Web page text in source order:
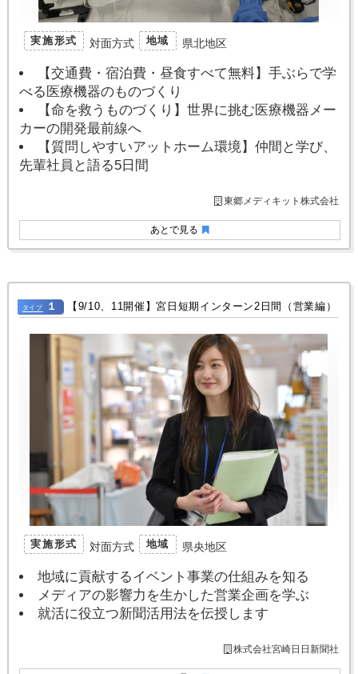
あとで見る
実施形式 対面方式 地域 県北地区
【交通費・宿泊費・昼食すべて無料】手ぶらで学
べる医療機器のものづくり
【命を救うものづくり】世界に挑む医療機器メー
カーの開発最前線へ
【質問しやすいアットホーム環境】仲間と学び、
先輩社員と語る5日間
東郷メディキット株式会社
タイプ １ 【9/10、11開催】宮日短期インターン2日間（営業編）
実施形式 対面方式 地域 県央地区
地域に貢献するイベント事業の仕組みを知る
メディアの影響力を生かした営業企画を学ぶ
就活に役立つ新聞活用法を伝授します
株式会社宮崎日日新聞社